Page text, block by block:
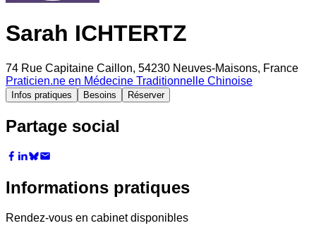
Sarah ICHTERTZ
74 Rue Capitaine Caillon, 54230 Neuves-Maisons, France
Praticien.ne en Médecine Traditionnelle Chinoise
Infos pratiques Besoins Réserver
Partage social
Informations pratiques
Rendez-vous en cabinet disponibles